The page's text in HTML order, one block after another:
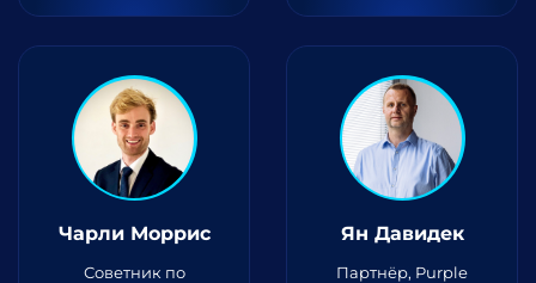
Чарли Моррис
Советник по
Ян Давидек
Партнёр, Purple